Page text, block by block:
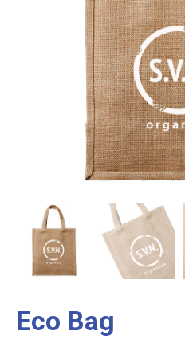
Eco Bag